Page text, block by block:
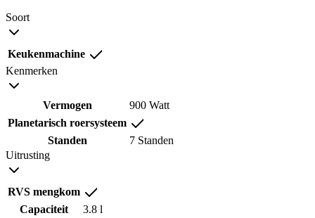
Soort
Keukenmachine
Kenmerken
Vermogen
900 Watt
Planetarisch roersysteem
Standen
7 Standen
Uitrusting
RVS mengkom
Capaciteit
3.8 l